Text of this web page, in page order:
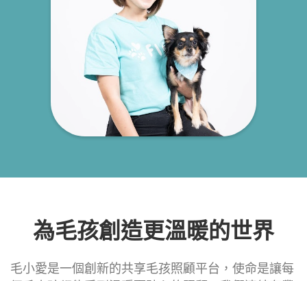
為毛孩創造更溫暖的世界
毛小愛是一個創新的共享毛孩照顧平台，使命是讓每